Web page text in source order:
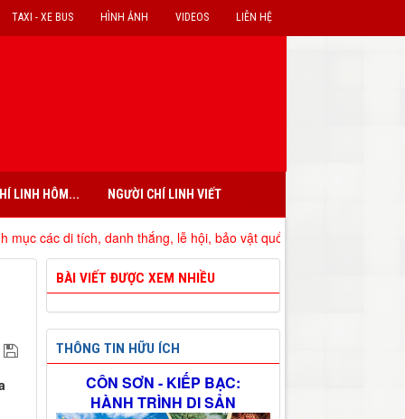
LIÊN HỆ
VIDEOS
HÌNH ẢNH
TAXI - XE BUS
LINH HÔM... NGƯỜI CHÍ LINH VIẾT
di tích, danh thắng, lễ hội, bảo vật quốc gia đã xếp hạng trên địa
BÀI VIẾT ĐƯỢC XEM NHIỀU
THÔNG TIN HỮU ÍCH
CÔN SƠN - KIẾP BẠC:
HÀNH TRÌNH DI SẢN